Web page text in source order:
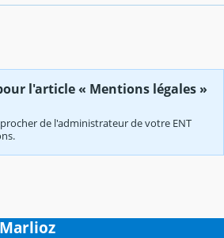
l'article « Mentions légales »
de l'administrateur de votre ENT